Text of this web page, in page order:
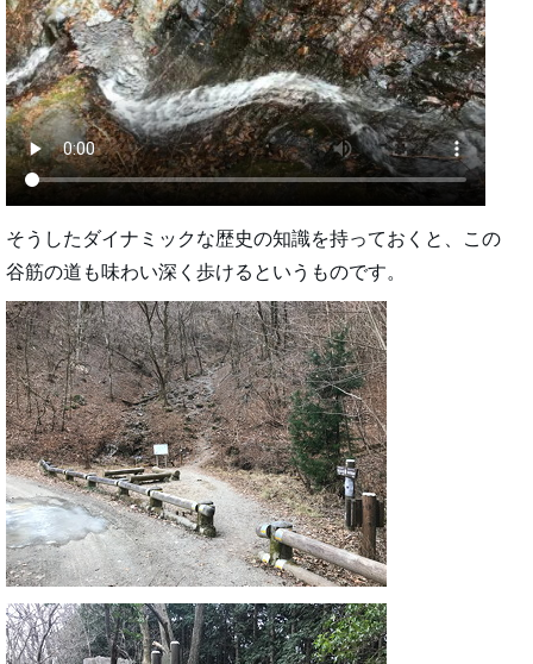
そうしたダイナミックな歴史の知識を持っておくと、この
谷筋の道も味わい深く歩けるというものです。